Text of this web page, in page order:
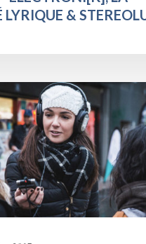
LYRIQUE &